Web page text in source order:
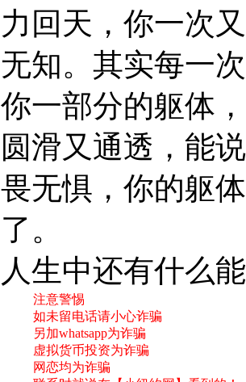
力回天，你一次
无知。其实每一
你一部分的躯体
圆滑又通透，能
畏无惧，你的躯
了。
人生中还有什么
注意警惕
如未留电话请小心诈骗
另加whatsapp为诈骗
虚拟货币投资为诈骗
网恋均为诈骗